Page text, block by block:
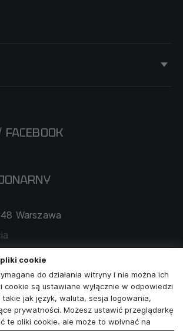
I PŁATNOŚĆ
KORPORACYJNE
Z PARTNERAMI
FACEBOOK
Warszawa
11:00 - 19:00
nami
cookie
do działania witryny i nie można ich
cookie są ustawiane wyłącznie w odpowiedzi
takie jak język, waluta, sesja logowania,
prywatności. Możesz ustawić przeglądarkę
te pliki cookie, ale może to wpłynąć na